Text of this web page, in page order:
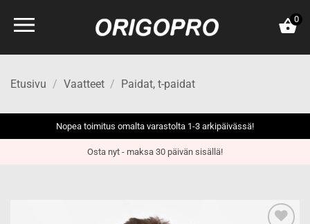
0
Etusivu / Vaatteet / Paidat, t-paidat
Nopea toimitus omalta varastolta 1-3 arkipäivässä!
Osta nyt - maksa 30 päivän sisällä!